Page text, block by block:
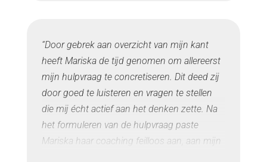
Jij Onderwijsadvies.”
“Door gebrek aan overzicht van mijn kant
heeft Mariska de tijd genomen om allereerst
mijn hulpvraag te concretiseren. Dit deed zij
door goed te luisteren en vragen te stellen
die mij écht actief aan het denken zette. Na
het formuleren van de hulpvraag paste
Mariska haar coaching feilloos aan, aan mijn